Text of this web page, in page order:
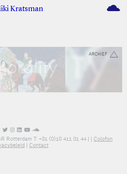
Kratsman M
ARCHIEF
Rotterdam T: +31 (0)10 411 01 44 | | Colofon
| Contact